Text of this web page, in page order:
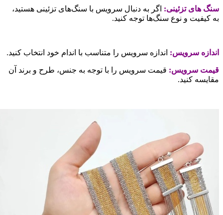
های تزئینی: اگر به دنبال سرویس با سنگ‌های تزئینی هستید،
کیفیت و نوع سنگ‌ها توجه کنید.
سرویس: اندازه سرویس را متناسب با اندام خود انتخاب کنید.
سرویس: قیمت سرویس را با توجه به جنس، طرح و برند آن
کنید.